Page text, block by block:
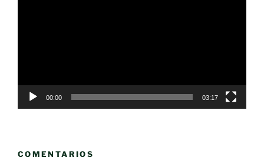
00:00 03:17
COMENTARIOS